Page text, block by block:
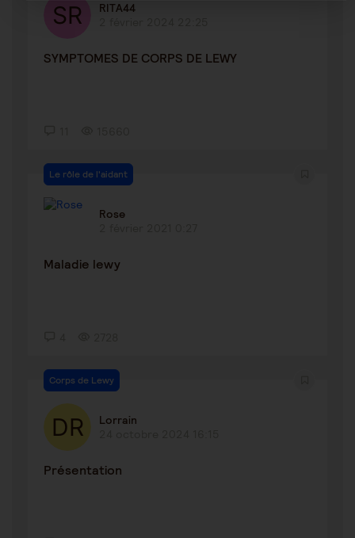
RITA44
SYMPTOMES DE CORPS DE LEWY
Le rôle de l'aidant
Rose
Maladie lewy
Corps de Lewy
Lorrain
Présentation